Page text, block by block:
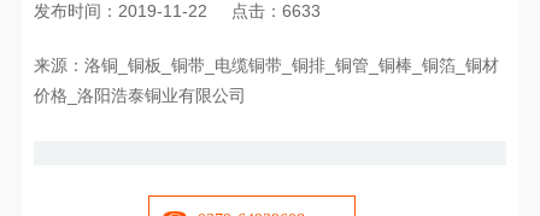
发布时间：2019-11-22 点击：6633
来源：洛铜_铜板_铜带_电缆铜带_铜排_铜管_铜棒_铜箔_铜材
价格_洛阳浩泰铜业有限公司